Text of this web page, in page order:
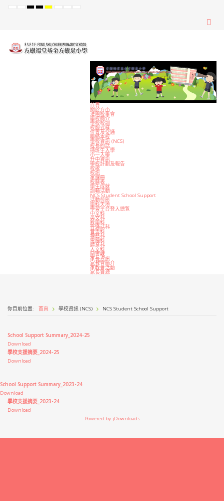
DefaultNightHighHighHighSet Set Set
首頁
關於方小
法團校董會
學校簡介
學校校訓
校服式樣
位置及交通
聯絡本校
學校資訊 (NCS)
校長的話
插班生入學
小一入學
升中資訊
學校計劃及報告
校歌
校訊
家課冊
校曆表
學生成就
訓輔活動
NCS Student School Support
活動剪影
學科天地
學習平台登入總覧
中文科
英文科
數學科
普通話科
音樂科
視藝科
電腦科
體育科
人文科
圖書課
家長資訊
家教會簡介
家教會活動
家長資源
你目前位置: 首頁 學校資訊 (NCS) NCS Student School Support
School Support Summary_2024-25
Download
學校支援摘要_2024-25
Download
School Support Summary_2023-24
Download
學校支援摘要_2023-24
Download
Powered by jDownloads